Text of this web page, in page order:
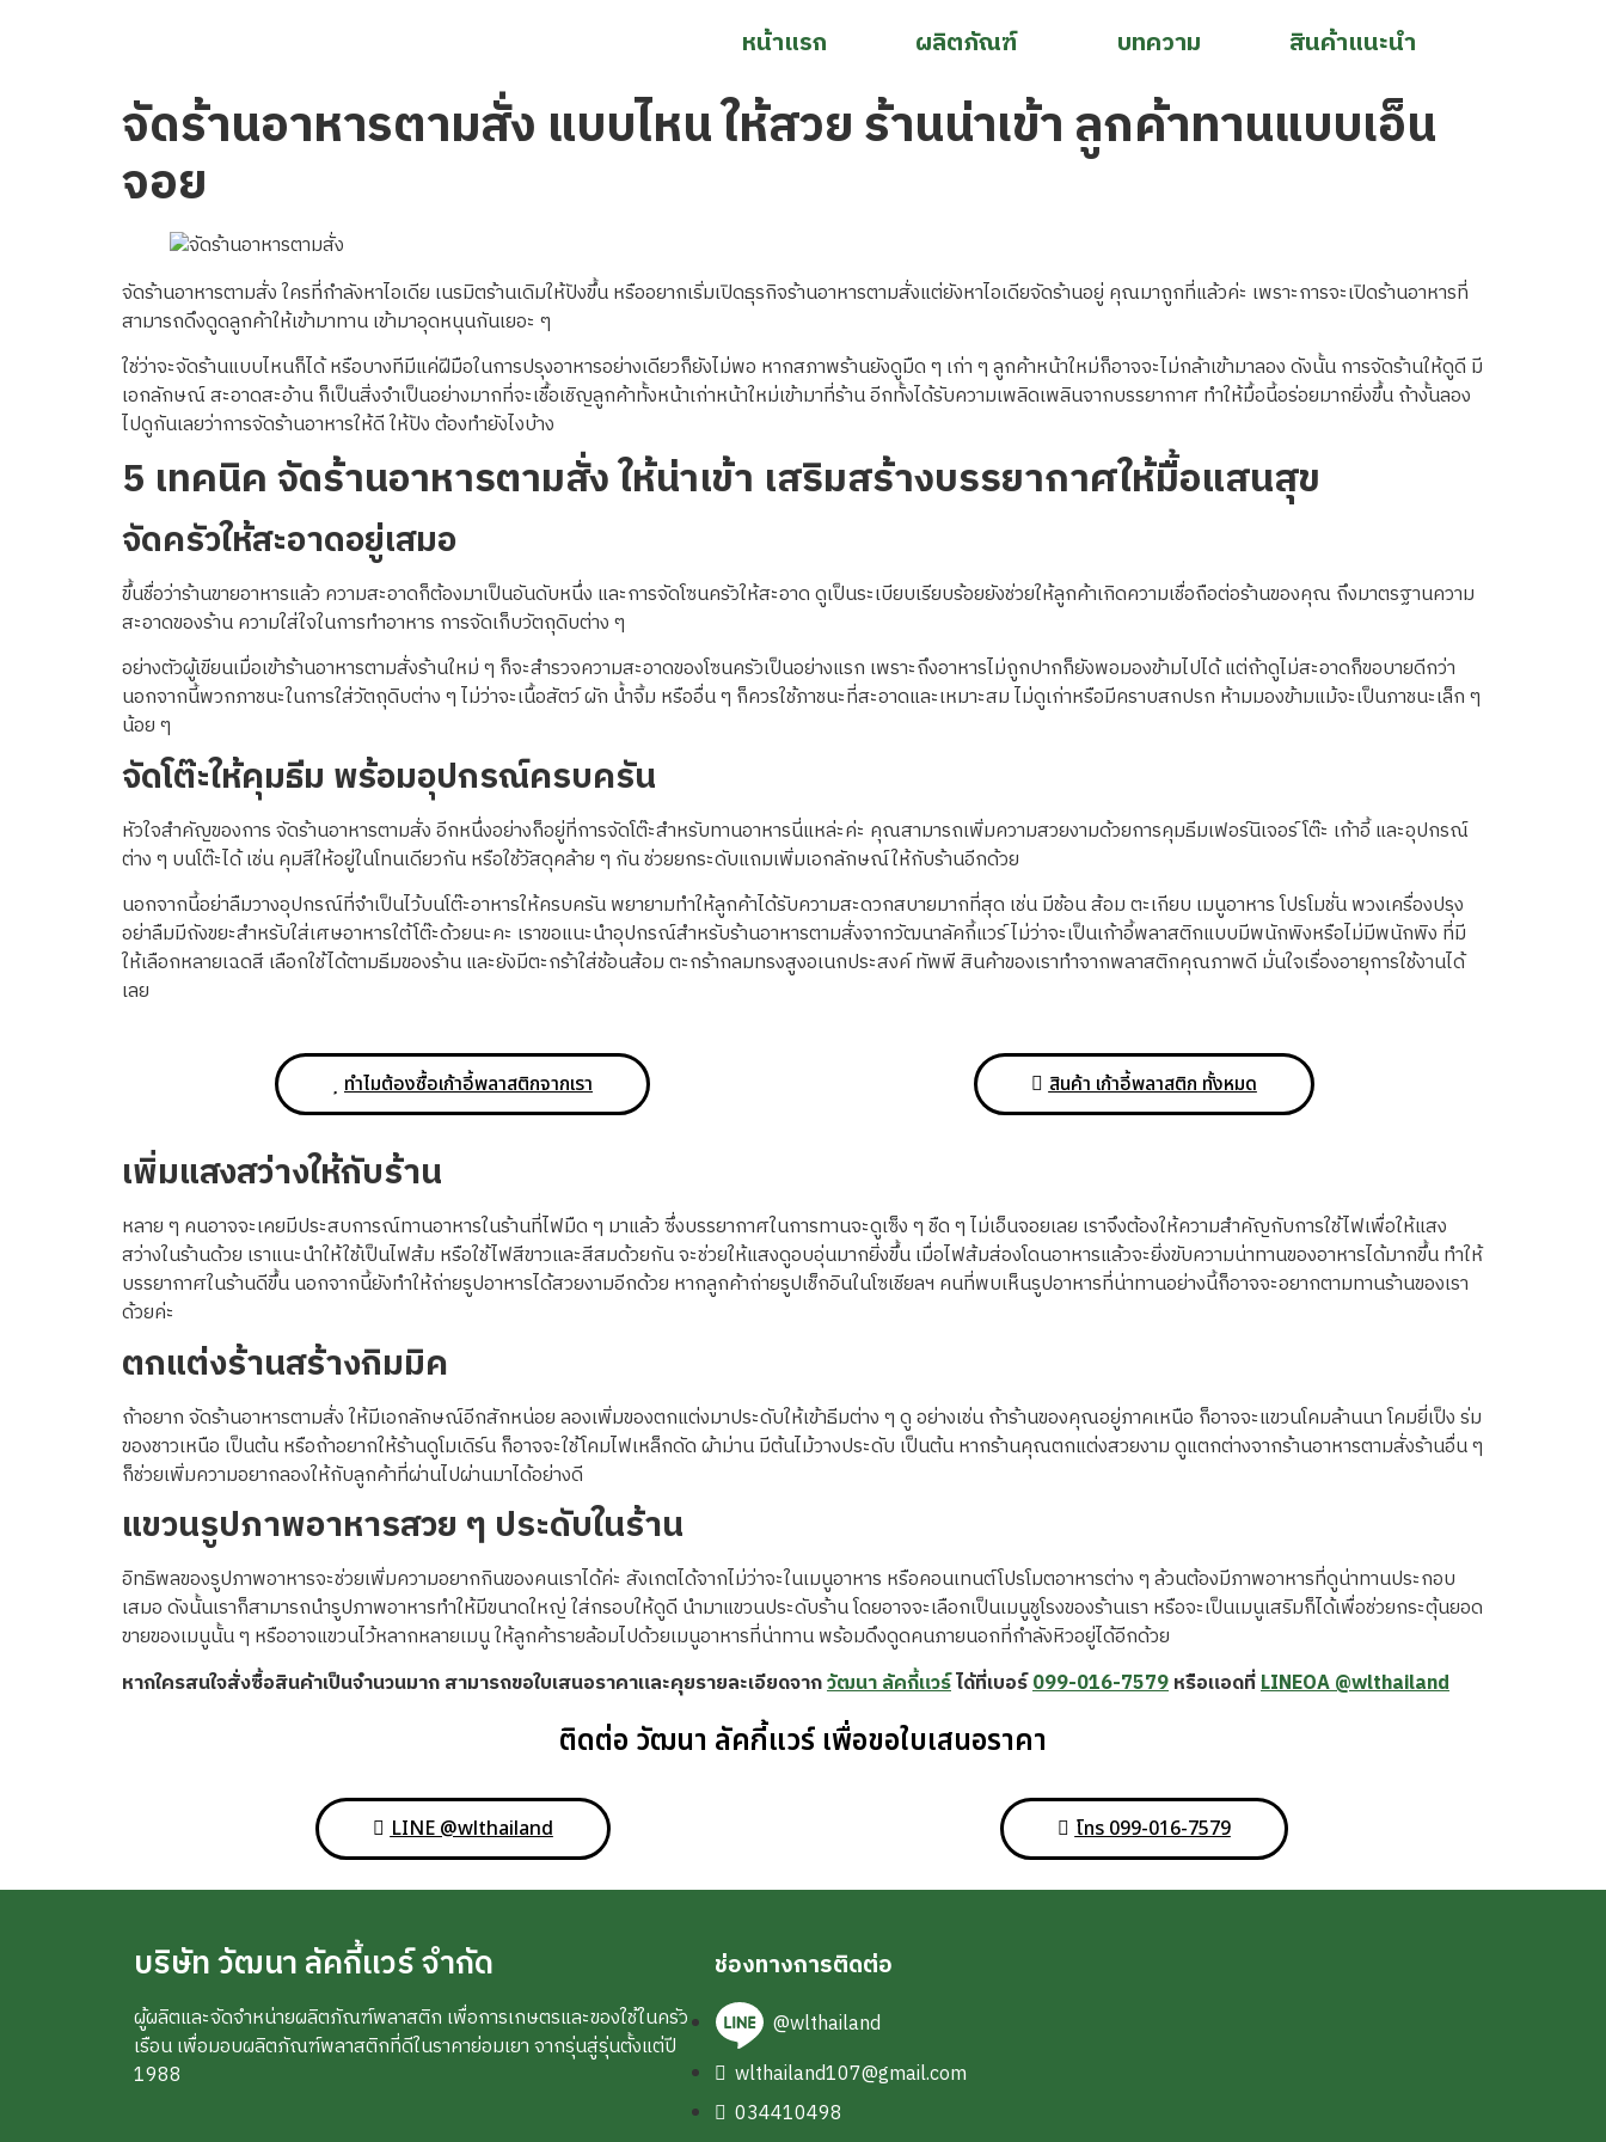
หน้าแรก ผลิตภัณฑ์ บทความ สินค้าแนะนำ
จัดร้านอาหารตามสั่ง แบบไหน ให้สวย ร้านน่าเข้า ลูกค้าทานแบบเอ็น
จอย
จัดร้านอาหารตามสั่ง ใครที่กำลังหาไอเดีย เนรมิตร้านเดิมให้ปังขึ้น หรืออยากเริ่มเปิดธุรกิจร้านอาหารตามสั่งแต่ยังหาไอเดียจัดร้านอยู่ คุณมาถูกที่แล้วค่ะ เพราะการจะเปิดร้านอาหารที่
สามารถดึงดูดลูกค้าให้เข้ามาทาน เข้ามาอุดหนุนกันเยอะ ๆ
ใช่ว่าจะจัดร้านแบบไหนก็ได้ หรือบางทีมีแค่ฝีมือในการปรุงอาหารอย่างเดียวก็ยังไม่พอ หากสภาพร้านยังดูมืด ๆ เก่า ๆ ลูกค้าหน้าใหม่ก็อาจจะไม่กล้าเข้ามาลอง ดังนั้น การจัดร้านให้ดูดี มี
เอกลักษณ์ สะอาดสะอ้าน ก็เป็นสิ่งจำเป็นอย่างมากที่จะเชื้อเชิญลูกค้าทั้งหน้าเก่าหน้าใหม่เข้ามาที่ร้าน อีกทั้งได้รับความเพลิดเพลินจากบรรยากาศ ทำให้มื้อนี้อร่อยมากยิ่งขึ้น ถ้างั้นลอง
ไปดูกันเลยว่าการจัดร้านอาหารให้ดี ให้ปัง ต้องทำยังไงบ้าง
5 เทคนิค จัดร้านอาหารตามสั่ง ให้น่าเข้า เสริมสร้างบรรยากาศให้มื้อแสนสุข
จัดครัวให้สะอาดอยู่เสมอ
ขึ้นชื่อว่าร้านขายอาหารแล้ว ความสะอาดก็ต้องมาเป็นอันดับหนึ่ง และการจัดโซนครัวให้สะอาด ดูเป็นระเบียบเรียบร้อยยังช่วยให้ลูกค้าเกิดความเชื่อถือต่อร้านของคุณ ถึงมาตรฐานความ
สะอาดของร้าน ความใส่ใจในการทำอาหาร การจัดเก็บวัตถุดิบต่าง ๆ
อย่างตัวผู้เขียนเมื่อเข้าร้านอาหารตามสั่งร้านใหม่ ๆ ก็จะสำรวจความสะอาดของโซนครัวเป็นอย่างแรก เพราะถึงอาหารไม่ถูกปากก็ยังพอมองข้ามไปได้ แต่ถ้าดูไม่สะอาดก็ขอบายดีกว่า
นอกจากนี้พวกภาชนะในการใส่วัตถุดิบต่าง ๆ ไม่ว่าจะเนื้อสัตว์ ผัก น้ำจิ้ม หรืออื่น ๆ ก็ควรใช้ภาชนะที่สะอาดและเหมาะสม ไม่ดูเก่าหรือมีคราบสกปรก ห้ามมองข้ามแม้จะเป็นภาชนะเล็ก ๆ
น้อย ๆ
จัดโต๊ะให้คุมธีม พร้อมอุปกรณ์ครบครัน
หัวใจสำคัญของการ จัดร้านอาหารตามสั่ง อีกหนึ่งอย่างก็อยู่ที่การจัดโต๊ะสำหรับทานอาหารนี่แหล่ะค่ะ คุณสามารถเพิ่มความสวยงามด้วยการคุมธีมเฟอร์นิเจอร์ โต๊ะ เก้าอี้ และอุปกรณ์
ต่าง ๆ บนโต๊ะได้ เช่น คุมสีให้อยู่ในโทนเดียวกัน หรือใช้วัสดุคล้าย ๆ กัน ช่วยยกระดับแถมเพิ่มเอกลักษณ์ให้กับร้านอีกด้วย
นอกจากนี้อย่าลืมวางอุปกรณ์ที่จำเป็นไว้บนโต๊ะอาหารให้ครบครัน พยายามทำให้ลูกค้าได้รับความสะดวกสบายมากที่สุด เช่น มีช้อน ส้อม ตะเกียบ เมนูอาหาร โปรโมชั่น พวงเครื่องปรุง
อย่าลืมมีถังขยะสำหรับใส่เศษอาหารใต้โต๊ะด้วยนะคะ เราขอแนะนำอุปกรณ์สำหรับร้านอาหารตามสั่งจากวัฒนาลัคกี้แวร์ ไม่ว่าจะเป็นเก้าอี้พลาสติกแบบมีพนักพิงหรือไม่มีพนักพิง ที่มี
ให้เลือกหลายเฉดสี เลือกใช้ได้ตามธีมของร้าน และยังมีตะกร้าใส่ช้อนส้อม ตะกร้ากลมทรงสูงอเนกประสงค์ ทัพพี สินค้าของเราทำจากพลาสติกคุณภาพดี มั่นใจเรื่องอายุการใช้งานได้
เลย
ทำไมต้องซื้อเก้าอี้พลาสติกจากเรา สินค้า เก้าอี้พลาสติก ทั้งหมด
เพิ่มแสงสว่างให้กับร้าน
หลาย ๆ คนอาจจะเคยมีประสบการณ์ทานอาหารในร้านที่ไฟมืด ๆ มาแล้ว ซึ่งบรรยากาศในการทานจะดูเซ็ง ๆ ชืด ๆ ไม่เอ็นจอยเลย เราจึงต้องให้ความสำคัญกับการใช้ไฟเพื่อให้แสง
สว่างในร้านด้วย เราแนะนำให้ใช้เป็นไฟส้ม หรือใช้ไฟสีขาวและสีสมด้วยกัน จะช่วยให้แสงดูอบอุ่นมากยิ่งขึ้น เมื่อไฟส้มส่องโดนอาหารแล้วจะยิ่งขับความน่าทานของอาหารได้มากขึ้น ทำให้
บรรยากาศในร้านดีขึ้น นอกจากนี้ยังทำให้ถ่ายรูปอาหารได้สวยงามอีกด้วย หากลูกค้าถ่ายรูปเช็กอินในโซเชียลฯ คนที่พบเห็นรูปอาหารที่น่าทานอย่างนี้ก็อาจจะอยากตามทานร้านของเรา
ด้วยค่ะ
ตกแต่งร้านสร้างกิมมิค
ถ้าอยาก จัดร้านอาหารตามสั่ง ให้มีเอกลักษณ์อีกสักหน่อย ลองเพิ่มของตกแต่งมาประดับให้เข้าธีมต่าง ๆ ดู อย่างเช่น ถ้าร้านของคุณอยู่ภาคเหนือ ก็อาจจะแขวนโคมล้านนา โคมยี่เป็ง ร่ม
ของชาวเหนือ เป็นต้น หรือถ้าอยากให้ร้านดูโมเดิร์น ก็อาจจะใช้โคมไฟเหล็กดัด ผ้าม่าน มีต้นไม้วางประดับ เป็นต้น หากร้านคุณตกแต่งสวยงาม ดูแตกต่างจากร้านอาหารตามสั่งร้านอื่น ๆ
ก็ช่วยเพิ่มความอยากลองให้กับลูกค้าที่ผ่านไปผ่านมาได้อย่างดี
แขวนรูปภาพอาหารสวย ๆ ประดับในร้าน
อิทธิพลของรูปภาพอาหารจะช่วยเพิ่มความอยากกินของคนเราได้ค่ะ สังเกตได้จากไม่ว่าจะในเมนูอาหาร หรือคอนเทนต์โปรโมตอาหารต่าง ๆ ล้วนต้องมีภาพอาหารที่ดูน่าทานประกอบ
เสมอ ดังนั้นเราก็สามารถนำรูปภาพอาหารทำให้มีขนาดใหญ่ ใส่กรอบให้ดูดี นำมาแขวนประดับร้าน โดยอาจจะเลือกเป็นเมนูชูโรงของร้านเรา หรือจะเป็นเมนูเสริมก็ได้เพื่อช่วยกระตุ้นยอด
ขายของเมนูนั้น ๆ หรืออาจแขวนไว้หลากหลายเมนู ให้ลูกค้ารายล้อมไปด้วยเมนูอาหารที่น่าทาน พร้อมดึงดูดคนภายนอกที่กำลังหิวอยู่ได้อีกด้วย
หากใครสนใจสั่งซื้อสินค้าเป็นจำนวนมาก สามารถขอใบเสนอราคาและคุยรายละเอียดจากวัฒนา ลัคกี้แวร์ได้ที่เบอร์099-016-7579หรือแอดที่LINEOA @wlthailand
ติดต่อ วัฒนา ลัคกี้แวร์ เพื่อขอใบเสนอราคา
LINE @wlthailand โทร 099-016-7579
บริษัท วัฒนา ลัคกี้แวร์ จำกัด
ผู้ผลิตและจัดจำหน่ายผลิตภัณฑ์พลาสติก เพื่อการเกษตรและของใช้ในครัว
เรือน เพื่อมอบผลิตภัณฑ์พลาสติกที่ดีในราคาย่อมเยา จากรุ่นสู่รุ่นตั้งแต่ปี
1988
ช่องทางการติดต่อ
@wlthailand
wlthailand107@gmail.com
034410498